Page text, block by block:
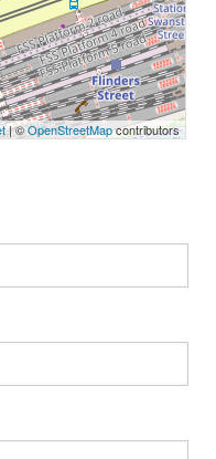
| ©OpenStreetMapcontributors